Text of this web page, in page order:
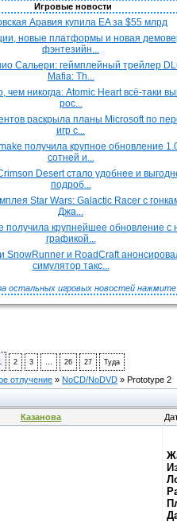
Игровые новости
Аравия купила EA за $55 млрд
новые платформы и новая
фэнтезийн...
Сальери: геймплейный трейлер
Mafia: Th...
чем никогда: Atomic Heart всё-таки
рос...
раскрыла планы Microsoft по
игр с...
получила крупное обновление
сотней и...
Desert стало удобнее и
подроб...
Star Wars: Galactic Racer с
Джа...
получила крупнейшее обновление с
графикой...
SnowRunner и RoadCraft
симулятор такс...
остальных игровых новостей нажмите
2 3 … 26 27 Туда
отлучение » NoCD/NoDVD » Prototype 2
Казанова